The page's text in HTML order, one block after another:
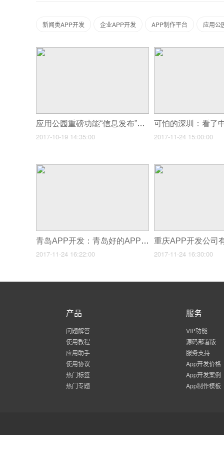
新闻类APP开发 企业APP开发 APP制作平台 应用公
应用公园重磅功能“信息发布”上线，重新定义同城APP创业市场
2017-10-19 14:35:00 2017-11-24 15:00:00
青岛APP开发：青岛好的APP开发公司有哪些？哪家强？
2017-11-24 16:22:00 2017-11-24 16:30:00
产品
问题解答
使用教程
应用助手
使用协议
热门标签
热门专题
服务
VIP功能
源码部署版
服务支持
App开发价格
App开发案例
App制作模板